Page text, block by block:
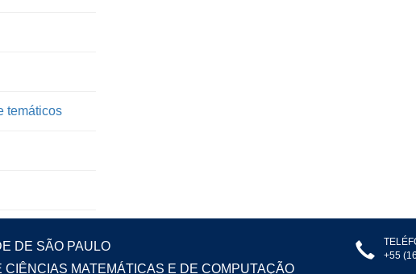
temáticos
DE SÃO PAULO
CIÊNCIAS MATEMÁTICAS E DE COMPUTAÇÃO
+55